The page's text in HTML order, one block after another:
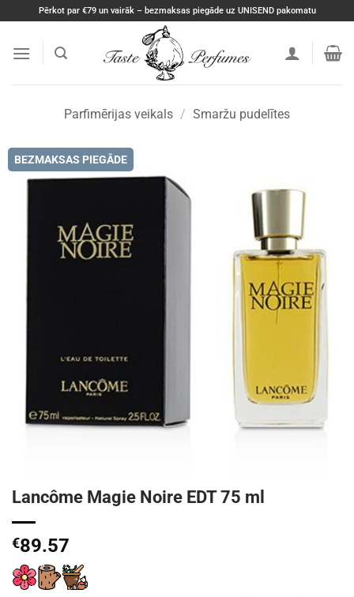
content
Pērkot par €79 un vairāk – bezmaksas piegāde uz UNISEND pakomatu
Parfimērijas veikals / Smaržu pudelītes
BEZMAKSAS PIEGĀDE
Lancôme Magie Noire EDT 75 ml
€89.57